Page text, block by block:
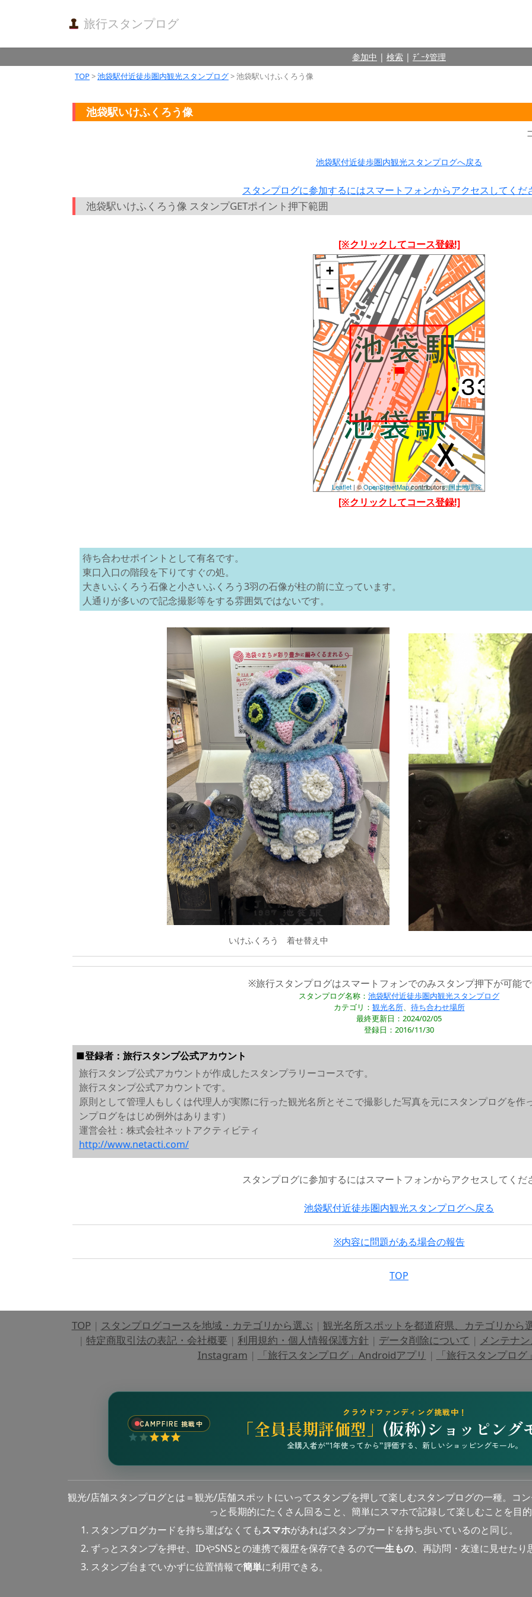
旅行スタンプログ
参加中 | 検索 | ﾃﾞｰﾀ管理
TOP>池袋駅付近徒歩圏内観光スタンプログ> 池袋駅いけふくろう像
池袋駅いけふくろう像
池袋駅付近徒歩圏内観光スタンプログへ戻る
スタンプログに参加するにはスマートフォンからアクセスしてくだ
池袋駅いけふくろう像 スタンプGETポイント押下範囲
[※クリックしてコース登録!]
地図を読み込み中です......
しばらくたっても読み込まれない場合は、
設定等で位置情報を許可してご覧ください。(当アプ
リの位置情報の他、Chormeブラウザの位置情報も許
可してみてください)
+
−
Leaflet | ©OpenStreetMapcontributors,国土地理院
[※クリックしてコース登録!]
待ち合わせポイントとして有名です。
東口入口の階段を下りてすぐの処。
大きいふくろう石像と小さいふくろう3羽の石像が柱の前に立っています。
人通りが多いので記念撮影等をする雰囲気ではないです。
いけふくろう 着せ替え中
※旅行スタンプログはスマートフォンでのみスタンプ押下が可能
スタンプログ名称： 池袋駅付近徒歩圏内観光スタンプログ
カテゴリ： 観光名所、 待ち合わせ場所
最終更新日：2024/02/05
登録日：2016/11/30
■登録者：旅行スタンプ公式アカウント
旅行スタンプ公式アカウントが作成したスタンプラリーコースです。
旅行スタンプ公式アカウントです。
原則として管理人もしくは代理人が実際に行った観光名所とそこで撮影した写真を元にスタンプログを
ンプログをはじめ例外はあります）
運営会社：株式会社ネットアクティビティ
http://www.netacti.com/
スタンプログに参加するにはスマートフォンからアクセスしてくだ
池袋駅付近徒歩圏内観光スタンプログへ戻る
※内容に問題がある場合の報告
TOP
TOP| スタンプログコースを地域・カテゴリから選ぶ | 観光名所スポットを都道府県、カテゴリから
| 特定商取引法の表記・会社概要 | 利用規約・個人情報保護方針 | データ削除について | メンテナ
Instagram | 「旅行スタンプログ」Androidアプリ | 「旅行スタンプロ
CAMPFIRE 挑戦中
クラウドファンディング挑戦中！
「全員長期評価型」 (仮称)ショッピング
全購入者が“1年使ってから”評価する、新しいショッピングモール。
観光/店舗スタンプログとは＝観光/店舗スポットにいってスタンプを押して楽しむスタンプログの一種。コ
っと長期的にたくさん回ること、簡単にスマホで記録して楽しむことを目
スタンプログカードを持ち運ばなくてもスマホがあればスタンプカードを持ち歩いているのと同じ。
ずっとスタンプを押せ、IDやSNSとの連携で履歴を保存できるので一生もの、再訪問・友達に見せた
スタンプ台までいかずに位置情報で簡単に利用できる。